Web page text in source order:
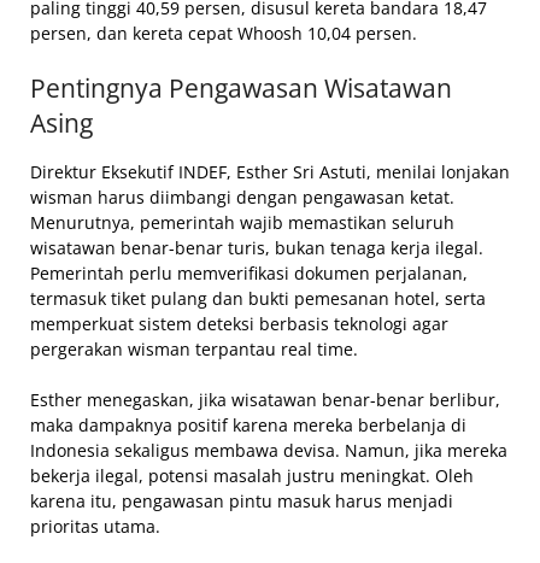
paling tinggi 40,59 persen, disusul kereta bandara 18,47
persen, dan kereta cepat Whoosh 10,04 persen.
Pentingnya Pengawasan Wisatawan
Asing
Direktur Eksekutif INDEF, Esther Sri Astuti, menilai lonjakan
wisman harus diimbangi dengan pengawasan ketat.
Menurutnya, pemerintah wajib memastikan seluruh
wisatawan benar-benar turis, bukan tenaga kerja ilegal.
Pemerintah perlu memverifikasi dokumen perjalanan,
termasuk tiket pulang dan bukti pemesanan hotel, serta
memperkuat sistem deteksi berbasis teknologi agar
pergerakan wisman terpantau real time.
Esther menegaskan, jika wisatawan benar-benar berlibur,
maka dampaknya positif karena mereka berbelanja di
Indonesia sekaligus membawa devisa. Namun, jika mereka
bekerja ilegal, potensi masalah justru meningkat. Oleh
karena itu, pengawasan pintu masuk harus menjadi
prioritas utama.